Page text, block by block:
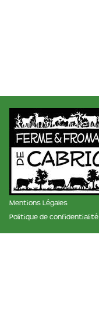
Mentions Légales
Politique de confidentialité